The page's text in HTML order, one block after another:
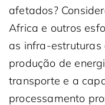
afetados?
Africa e outros
as infra-estruturas
produção de
transporte e a
processamento